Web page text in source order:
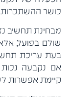
כושר
מבחינת תחשיב
שולם בפועל,
בעת עריכת
אם נקבעה
קיימת אפשרות